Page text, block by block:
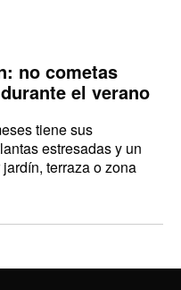
no cometas
el verano
tiene sus
estresadas y un
terraza o zona